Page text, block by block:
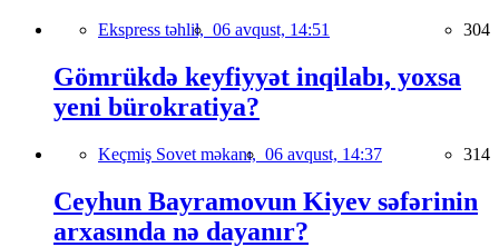
Ekspress təhlil, 06 avqust, 14:51 304
Gömrükdə keyfiyyət inqilabı, yoxsa
yeni bürokratiya?
Keçmiş Sovet məkanı, 06 avqust, 14:37 314
Ceyhun Bayramovun Kiyev səfərinin
arxasında nə dayanır?